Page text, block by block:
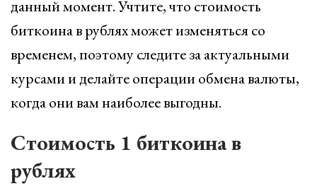
данный момент. Учтите, что стоимость
биткоина в рублях может изменяться со
временем, поэтому следите за актуальными
курсами и делайте операции обмена валюты,
когда они вам наиболее выгодны.
Стоимость 1 биткоина в
рублях